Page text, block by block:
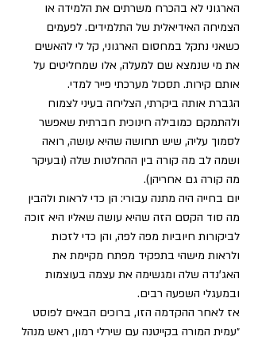
הארגוני לא בהכרח משרתים את הלמידה או
הצמיחה האידיאלית של התלמידים. לפעמים
כשאני נתקל במחסום הארגוני, קל לי להאשים
את מי שנמצא שם למעלה, אלו שמחליטים על
אותם קירות. תסכול מערכתי פייר למדי.
הגברת אותה ביקרתי, הצליחה בעיני לצמוח
ולהתמקם כמובילה חינוכית חברתית שאפשר
לסמוך עליה, שיש תחושה שהיא עושה, רואה
ושמה לב מה קורה בין ההחלטות שלה (ובעיקר
מה קורה גם אחריהן).
יום בחייה היה מתנה עבורי: הן כדי לראות ולהבין
מה סוד הקסם הזה שהיא עושה שאליו היא זוכה
לביקורות חיוביות מפה לפה, והן כדי לזכות
ולראות מישהי בתפקיד מפתח מקיימת את
האג'נדה שלה ומגשימה את עצמה בעוצמות
ובמעגלי השפעה רבים.
אז לאחר ההקדמה הזו, ברוכים הבאים לפוסט
״עמית המורה בקייטנה עם שירלי רמון, ראש מנהל